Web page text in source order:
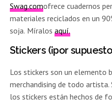
Swag.comofrece cuadernos
materiales reciclados en un
soja. Míralosaquí.
Stickers (¡por
Los stickers son un elemento
merchandising de todo artista.
los stickers están hechos de